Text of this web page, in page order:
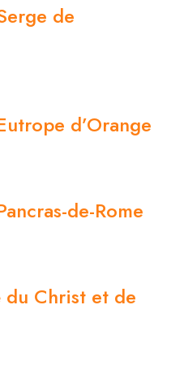
de
d’Orange
de-Rome
Christ et de